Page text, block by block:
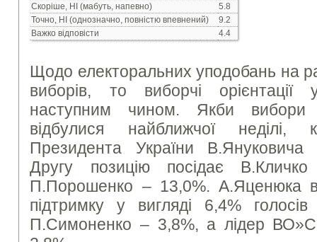
Скоріше, НI (мабуть, напевно)
5.8
Точно, НI (однозначно, повністю впевнений)
9.2
Важко відповісти
4.4
Щодо електоральних уподобань на
виборів, то виборчі орієнтації
наступним чином. Якби вибори
відбулися найближчої неділі,
Президента України
Другу позицію посідає
П.Порошенко – 13,0%. А.Яценюка
підтримку у вигляді 6,4%
П.Симоненко – 3,8%, а лідер